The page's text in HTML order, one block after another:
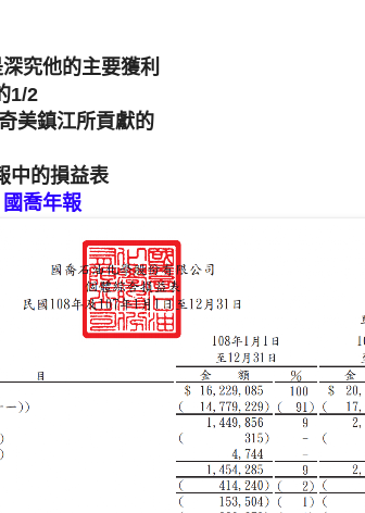
究他的主要獲利
1/2
美鎮江所貢獻的
中的損益表
喬年報